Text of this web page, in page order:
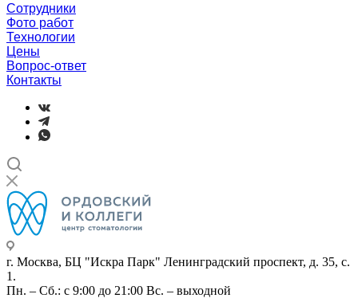
Сотрудники
Фото работ
Технологии
Цены
Вопрос-ответ
Контакты
г. Москва, БЦ "Искра Парк" Ленинградский проспект, д. 35, с.
1.
Пн. – Сб.: с 9:00 до 21:00 Вс. – выходной